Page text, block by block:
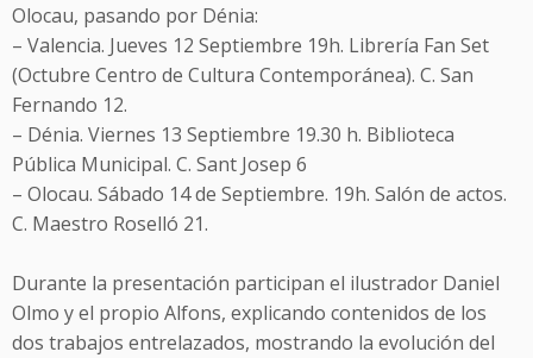
Olocau, pasando por Dénia:
– Valencia. Jueves 12 Septiembre 19h. Librería Fan Set
(Octubre Centro de Cultura Contemporánea). C. San
Fernando 12.
– Dénia. Viernes 13 Septiembre 19.30 h. Biblioteca
Pública Municipal. C. Sant Josep 6
– Olocau. Sábado 14 de Septiembre. 19h. Salón de actos.
C. Maestro Roselló 21.
Durante la presentación participan el ilustrador Daniel
Olmo y el propio Alfons, explicando contenidos de los
dos trabajos entrelazados, mostrando la evolución del